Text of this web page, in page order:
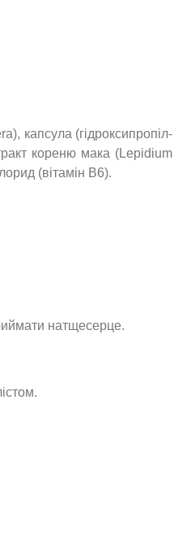
капсула (гідроксипропіл-
кореню мака (Lepidium
(вітамін B6).
натщесерце.